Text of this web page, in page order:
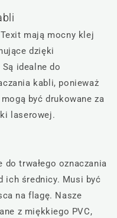
Texit mają mocny klej
dzięki
idealne do
kabli, ponieważ
być drukowane za
laserowej.
do trwałego oznaczania
ich średnicy. Musi być
na flagę. Nasze
z miękkiego PVC,